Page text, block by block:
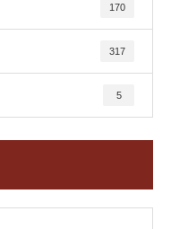
170
317
5